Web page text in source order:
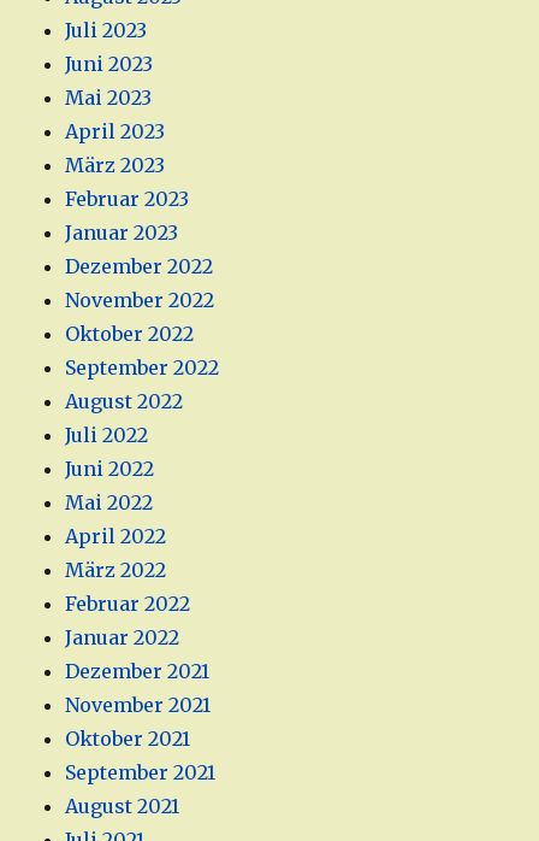
Juli 2023
Juni 2023
Mai 2023
April 2023
März 2023
Februar 2023
Januar 2023
Dezember 2022
November 2022
Oktober 2022
September 2022
August 2022
Juli 2022
Juni 2022
Mai 2022
April 2022
März 2022
Februar 2022
Januar 2022
Dezember 2021
November 2021
Oktober 2021
September 2021
August 2021